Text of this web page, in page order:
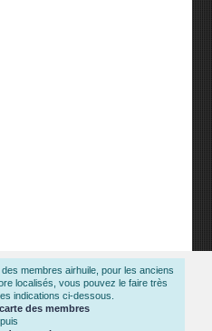
membres airhuile, pour les anciens
localisés, vous pouvez le faire très
indications ci-dessous.
des membres
puis